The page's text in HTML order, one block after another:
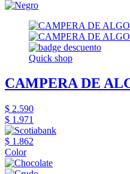
Quick shop
CAMPERA DE
$ 2.590
$ 1.971
$ 1.862
Color